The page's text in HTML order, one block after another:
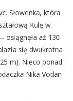
Słowenka, która
Kulę w
osiągnęła aż 130
się dwukrotna
m). Nieco ponad
Nika Vodan